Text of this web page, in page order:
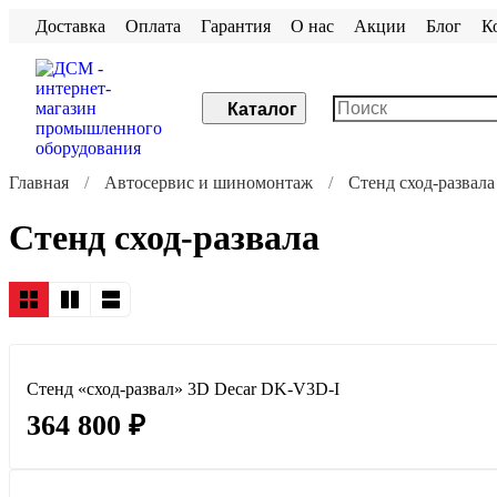
Доставка Оплата Гарантия О нас Акции Блог
Каталог
Главная Автосервис и шиномонтаж Стенд сход-развала
Стенд сход-развала
Стенд «сход-развал» 3D Decar DK-V3D-I
364 800 ₽